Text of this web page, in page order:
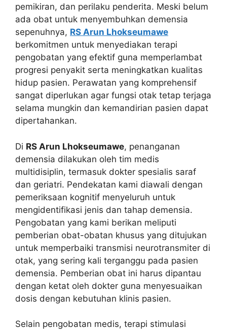
pemikiran, dan perilaku penderita. Meski belum
ada obat untuk menyembuhkan demensia
sepenuhnya, RS Arun Lhokseumawe
berkomitmen untuk menyediakan terapi
pengobatan yang efektif guna memperlambat
progresi penyakit serta meningkatkan kualitas
hidup pasien. Perawatan yang komprehensif
sangat diperlukan agar fungsi otak tetap terjaga
selama mungkin dan kemandirian pasien dapat
dipertahankan.
Di RS Arun Lhokseumawe, penanganan
demensia dilakukan oleh tim medis
multidisiplin, termasuk dokter spesialis saraf
dan geriatri. Pendekatan kami diawali dengan
pemeriksaan kognitif menyeluruh untuk
mengidentifikasi jenis dan tahap demensia.
Pengobatan yang kami berikan meliputi
pemberian obat-obatan khusus yang ditujukan
untuk memperbaiki transmisi neurotransmiter di
otak, yang sering kali terganggu pada pasien
demensia. Pemberian obat ini harus dipantau
dengan ketat oleh dokter guna menyesuaikan
dosis dengan kebutuhan klinis pasien.
Selain pengobatan medis, terapi stimulasi